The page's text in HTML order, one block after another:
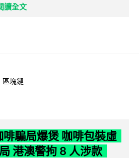
讀全文
區塊鏈
騙局爆煲 咖啡包裝虛
港澳警拘 8 人涉款